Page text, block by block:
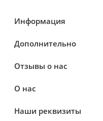
Информация
Дополнительно
Отзывы о нас
О нас
Наши реквизиты